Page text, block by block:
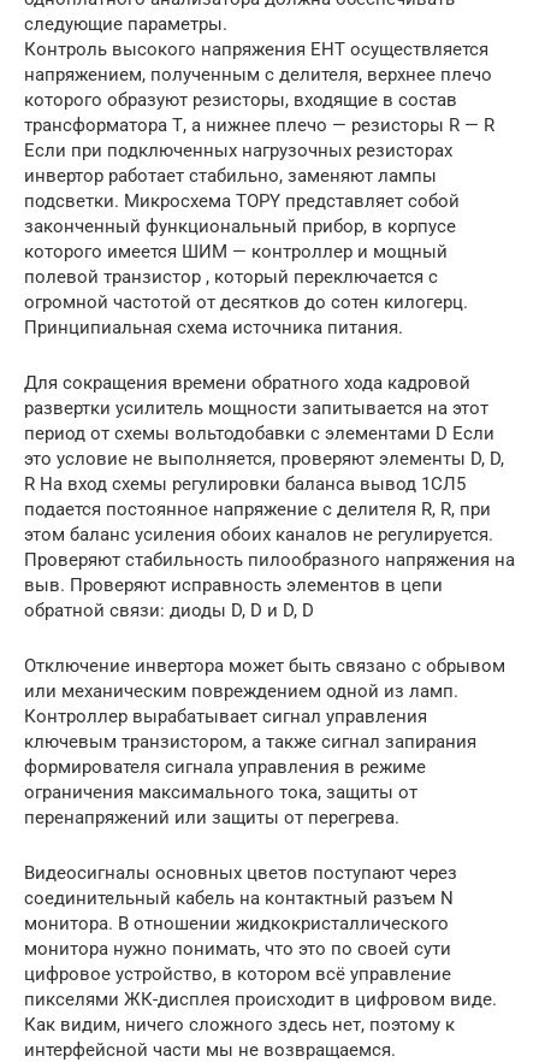
следующие параметры.
Контроль высокого напряжения ЕНТ осуществляется
напряжением, полученным с делителя, верхнее плечо
которого образуют резисторы, входящие в состав
трансформатора Т, а нижнее плечо — резисторы R — R
Если при подключенных нагрузочных резисторах
инвертор работает стабильно, заменяют лампы
подсветки. Микросхема TOPY представляет собой
законченный функциональный прибор, в корпусе
которого имеется ШИМ — контроллер и мощный
полевой транзистор , который переключается с
огромной частотой от десятков до сотен килогерц.
Принципиальная схема источника питания.
Для сокращения времени обратного хода кадровой
развертки усилитель мощности запитывается на этот
период от схемы вольтодобавки с элементами D Если
это условие не выполняется, проверяют элементы D, D,
R На вход схемы регулировки баланса вывод 1СЛ5
подается постоянное напряжение с делителя R, R, при
этом баланс усиления обоих каналов не регулируется.
Проверяют стабильность пилообразного напряжения на
выв. Проверяют исправность элементов в цепи
обратной связи: диоды D, D и D, D
Отключение инвертора может быть связано с обрывом
или механическим повреждением одной из ламп.
Контроллер вырабатывает сигнал управления
ключевым транзистором, а также сигнал запирания
формирователя сигнала управления в режиме
ограничения максимального тока, защиты от
перенапряжений или защиты от перегрева.
Видеосигналы основных цветов поступают через
соединительный кабель на контактный разъем N
монитора. В отношении жидкокристаллического
монитора нужно понимать, что это по своей сути
цифровое устройство, в котором всё управление
пикселями ЖК-дисплея происходит в цифровом виде.
Как видим, ничего сложного здесь нет, поэтому к
интерфейсной части мы не возвращаемся.